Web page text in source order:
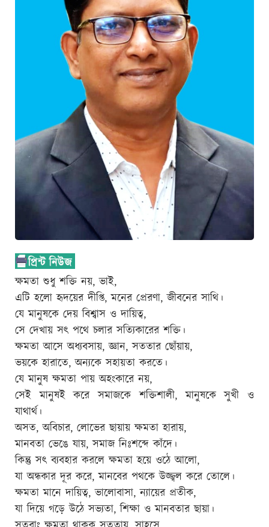
ক্ষমতা শুধু শক্তি নয়, ভাই,
এটি হলো হৃদয়ের দীপ্তি, মনের প্রেরণা, জীবনের সাথি।
যে মানুষকে দেয় বিশ্বাস ও দায়িত্ব,
সে দেখায় সৎ পথে চলার সত্যিকারের শক্তি।
ক্ষমতা আসে অধ্যবসায়, জ্ঞান, সততার ছোঁয়ায়,
ভয়কে হারাতে, অন্যকে সহায়তা করতে।
যে মানুষ ক্ষমতা পায় অহংকারে নয়,
সেই মানুষই করে সমাজকে শক্তিশালী, মানুষকে সুখী ও
যাথার্থ।
অসত, অবিচার, লোভের ছায়ায় ক্ষমতা হারায়,
মানবতা ভেঙে যায়, সমাজ নিঃশব্দে কাঁদে।
কিন্তু সৎ ব্যবহার করলে ক্ষমতা হয়ে ওঠে আলো,
যা অন্ধকার দূর করে, মানবের পথকে উজ্জ্বল করে তোলে।
ক্ষমতা মানে দায়িত্ব, ভালোবাসা, ন্যায়ের প্রতীক,
যা দিয়ে গড়ে উঠে সভ্যতা, শিক্ষা ও মানবতার ছায়া।